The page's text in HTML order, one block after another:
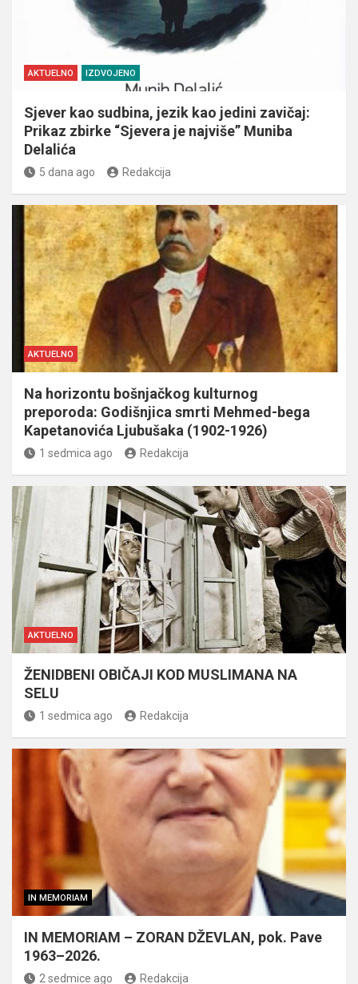
AKTUELNO IZDVOJENO
Sjever kao sudbina, jezik kao jedini zavičaj:
Prikaz zbirke “Sjevera je najviše” Muniba
Delalića
5 dana ago Redakcija
AKTUELNO
Na horizontu bošnjačkog kulturnog
preporoda: Godišnjica smrti Mehmed-bega
Kapetanovića Ljubušaka (1902-1926)
1 sedmica ago Redakcija
AKTUELNO
ŽENIDBENI OBIČAJI KOD MUSLIMANA NA
SELU
1 sedmica ago Redakcija
IN MEMORIAM
IN MEMORIAM – ZORAN DŽEVLAN, pok. Pave
1963–2026.
2 sedmice ago Redakcija